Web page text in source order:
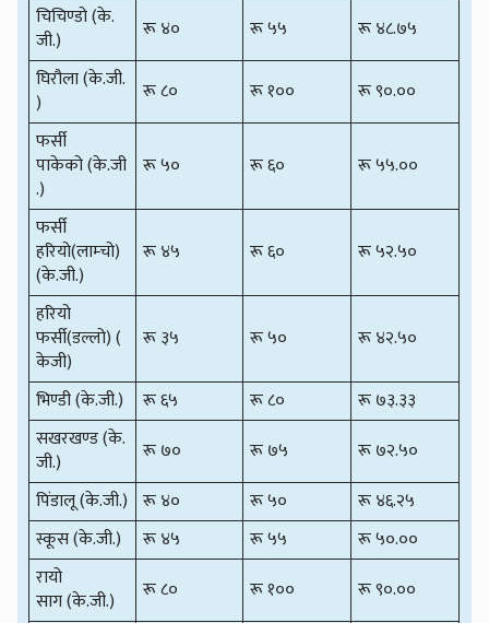
चिचिण्डो (के.
जी.)
रू ४० रू ५५
रू ४८.७५
घिरौला (के.जी.
)
रू ८० रू १००
रू ९०.००
फर्सी
पाकेको (के.जी
.)
रू ५० रू ६० रू ५५.००
फर्सी
हरियो(लाम्चो)
(के.जी.)
रू ४५ रू ६० रू ५२.५०
हरियो
फर्सी(डल्लो) (
केजी)
रू ३५ रू ५० रू ४२.५०
भिण्डी (के.जी.) रू ६५ रू ८०
रू ७३.३३
सखरखण्ड (के.
जी.)
रू ७० रू ७५
रू ७२.५०
पिंडालू (के.जी.) रू ४० रू ५०
रू ४६.२५
स्कूस (के.जी.)
रू ४५ रू ५५
रू ५०.००
रायो
साग (के.जी.)
रू ८० रू १००
रू ९०.००